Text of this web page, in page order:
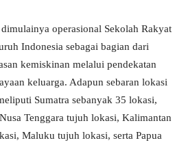
operasional Sekolah Rakyat
Indonesia sebagai bagian dari
kemiskinan melalui pendekatan
keluarga. Adapun sebaran lokasi
Sumatra sebanyak 35 lokasi,
Tenggara tujuh lokasi, Kalimantan
Maluku tujuh lokasi, serta Papua